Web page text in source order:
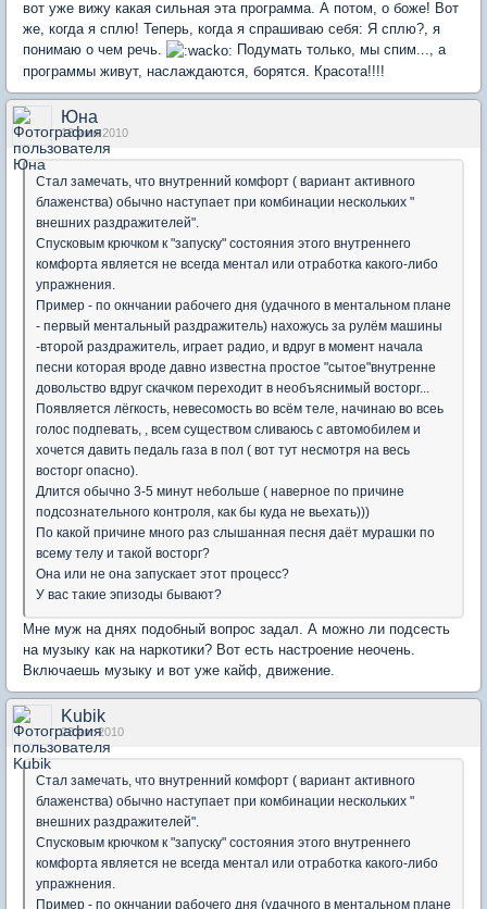
вот уже вижу какая сильная эта программа. А потом, о боже! Вот
же, когда я сплю! Теперь, когда я спрашиваю себя: Я сплю?, я
понимаю о чем речь.
Подумать только, мы спим..., а
программы живут, наслаждаются, борятся. Красота!!!!
Юна
18 июн 2010
Стал замечать, что внутренний комфорт ( вариант активного
блаженства) обычно наступает при комбинации нескольких "
внешних раздражителей".
Спусковым крючком к "запуску" состояния этого внутреннего
комфорта является не всегда ментал или отработка какого-либо
упражнения.
Пример - по окнчании рабочего дня (удачного в ментальном плане
- первый ментальный раздражитель) нахожусь за рулём машины
-второй раздражитель, играет радио, и вдруг в момент начала
песни которая вроде давно известна простое "сытое"внутренне
довольство вдруг скачком переходит в необъяснимый восторг...
Появляется лёгкость, невесомость во всём теле, начинаю во всеь
голос подпевать, , всем существом сливаюсь с автомобилем и
хочется давить педаль газа в пол ( вот тут несмотря на весь
восторг опасно).
Длится обычно 3-5 минут небольше ( наверное по причине
подсознательного контроля, как бы куда не вьехать)))
По какой причине много раз слышанная песня даёт мурашки по
всему телу и такой восторг?
Она или не она запускает этот процесс?
У вас такие эпизоды бывают?
Мне муж на днях подобный вопрос задал. А можно ли подсесть
на музыку как на наркотики? Вот есть настроение неочень.
Включаешь музыку и вот уже кайф, движение.
Kubik
23 авг 2010
Стал замечать, что внутренний комфорт ( вариант активного
блаженства) обычно наступает при комбинации нескольких "
внешних раздражителей".
Спусковым крючком к "запуску" состояния этого внутреннего
комфорта является не всегда ментал или отработка какого-либо
упражнения.
Пример - по окнчании рабочего дня (удачного в ментальном плане